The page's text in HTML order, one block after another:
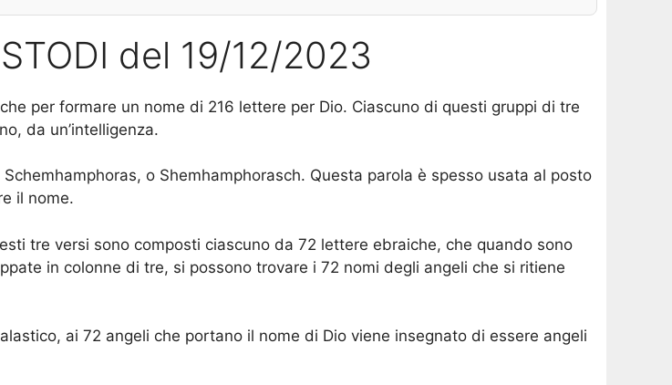
del 19/12/2023
per formare un nome di 216 lettere per Dio. Ciascuno di questi gruppi di tre
da un’intelligenza.
o Shemhamphorasch. Questa parola è spesso usata al posto
il nome.
tre versi sono composti ciascuno da 72 lettere ebraiche, che quando sono
in colonne di tre, si possono trovare i 72 nomi degli angeli che si ritiene
ai 72 angeli che portano il nome di Dio viene insegnato di essere angeli